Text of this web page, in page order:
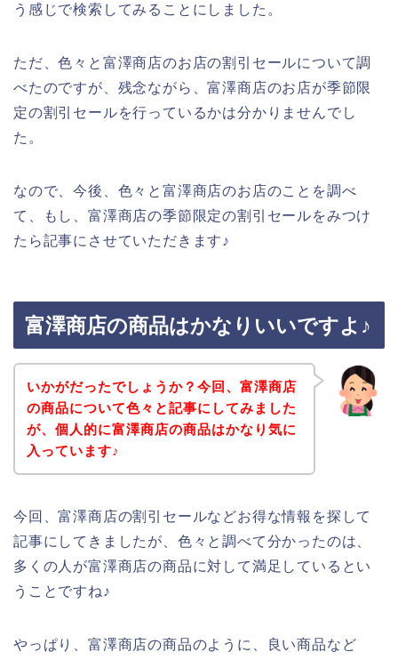
う感じで検索してみることにしました。
ただ、色々と富澤商店のお店の割引セールについて調
べたのですが、残念ながら、富澤商店のお店が季節限
定の割引セールを行っているかは分かりませんでし
た。
なので、今後、色々と富澤商店のお店のことを調べ
て、もし、富澤商店の季節限定の割引セールをみつけ
たら記事にさせていただきます♪
富澤商店の商品はかなりいいですよ♪
いかがだったでしょうか？今回、富澤商店
の商品について色々と記事にしてみました
が、個人的に富澤商店の商品はかなり気に
入っています♪
今回、富澤商店の割引セールなどお得な情報を探して
記事にしてきましたが、色々と調べて分かったのは、
多くの人が富澤商店の商品に対して満足しているとい
うことですね♪
やっぱり、富澤商店の商品のように、良い商品など